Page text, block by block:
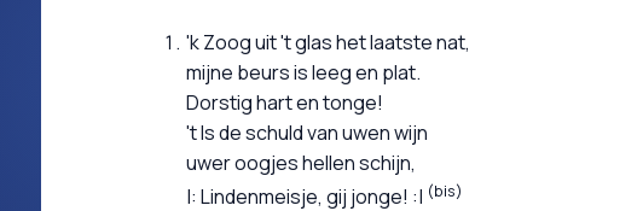
'k Zoog uit 't glas het laatste nat,
mijne beurs is leeg en plat.
Dorstig hart en tonge!
't Is de schuld van uwen wijn
uwer oogjes hellen schijn,
Lindenmeisje, gij jonge!
(bis)